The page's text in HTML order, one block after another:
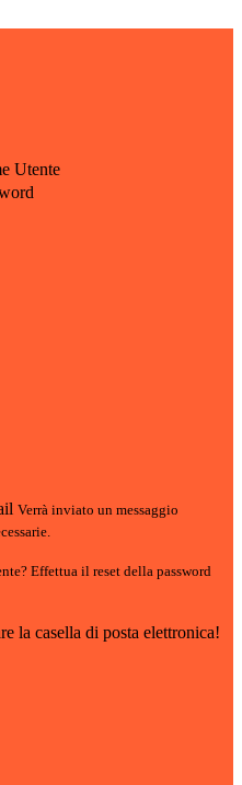
Utente
Verrà inviato un messaggio
Effettua il reset della password
la casella di posta elettronica!